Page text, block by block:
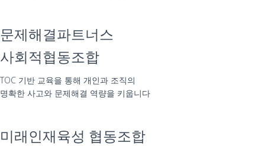
문제해결파트너스
사회적협동조합
TOC 기반 교육을 통해 개인과 조직의
명확한 사고와 문제해결 역량을 키웁니다
미래인재육성 협동조합